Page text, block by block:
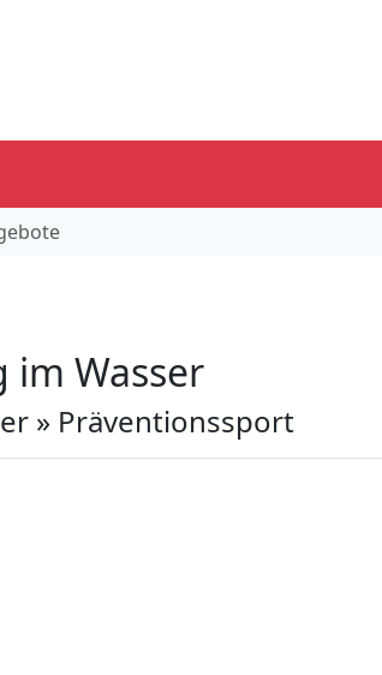
Wasser
» Präventionssport